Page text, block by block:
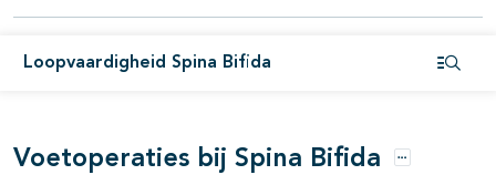
Loopvaardigheid Spina Bifida
open- en dichtklappen
Voetoperaties bij Spina Bifida Opties